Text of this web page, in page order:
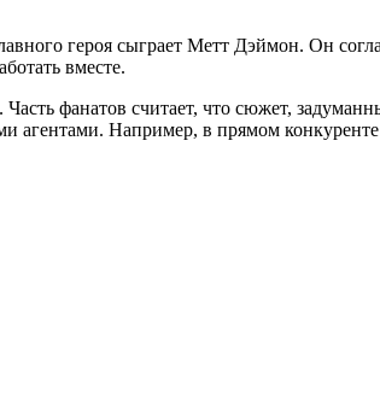
героя сыграет Метт Дэймон. Он
вместе.
фанатов считает, что сюжет,
Например, в прямом